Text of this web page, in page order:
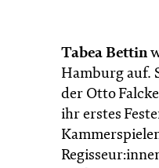
Tabea Bettin
Hamburg auf.
der Otto
ihr erstes